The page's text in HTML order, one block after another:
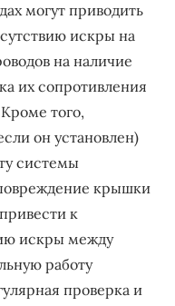
могут приводить
искры на
на наличие
их сопротивления
того,
он установлен)
системы
крышки
к
искры между
работу
проверка и